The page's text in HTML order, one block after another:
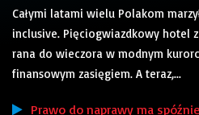
Całymi latami wielu Polakom
inclusive. Pięciogwiazdkowy hotel
rana do wieczora w modnym
finansowym zasięgiem. A teraz,...
Prawo do naprawy ma